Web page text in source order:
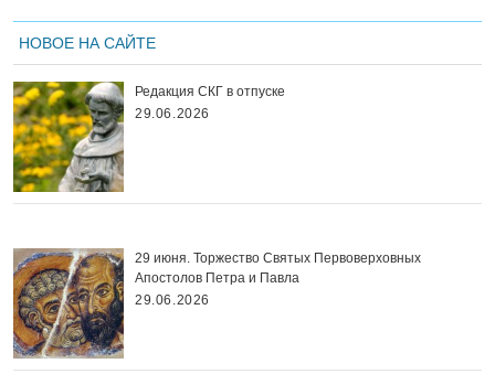
НОВОЕ НА САЙТЕ
Редакция СКГ в отпуске
29.06.2026
29 июня. Торжество Святых Первоверховных
Апостолов Петра и Павла
29.06.2026